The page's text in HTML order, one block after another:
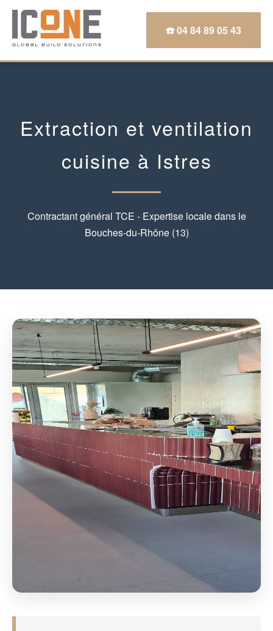
☎️ 04 84 89 05 43
Extraction et ventilation
cuisine à Istres
Contractant général TCE - Expertise locale dans le
Bouches-du-Rhône (13)